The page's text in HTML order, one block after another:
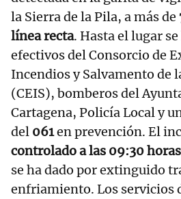
la Sierra de la Pila, a más de
línea recta. Hasta el lugar
efectivos del Consorcio de
Incendios y Salvamento de
(CEIS), bomberos del
Cartagena, Policía Local y
del 061en prevención. El
controlado a las 09:30 horas
se ha dado por extinguido
enfriamiento. Los servicios